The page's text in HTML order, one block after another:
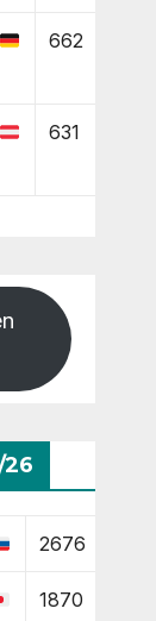
662
631
26
2676
1870